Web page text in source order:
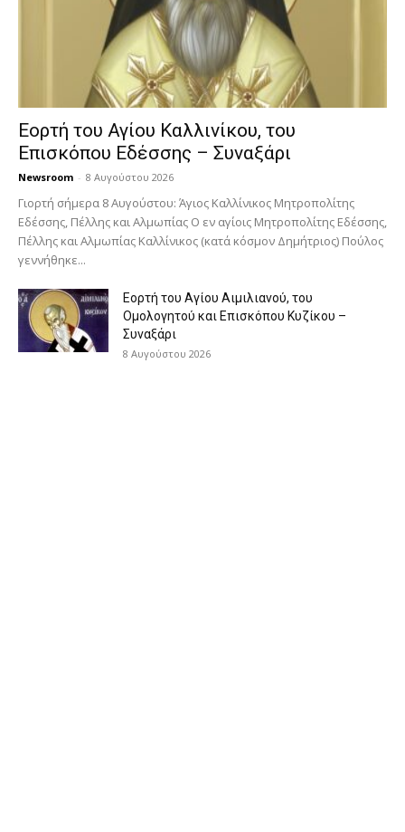
Εορτή του Αγίου Καλλινίκου, του
Επισκόπου Εδέσσης – Συναξάρι
Newsroom - 8 Αυγούστου 2026
Γιορτή σήμερα 8 Αυγούστου: Άγιος Καλλίνικος Μητροπολίτης
Εδέσσης, Πέλλης και Αλμωπίας Ο εν αγίοις Μητροπολίτης Εδέσσης,
Πέλλης και Αλμωπίας Καλλίνικος (κατά κόσμον Δημήτριος) Πούλος
γεννήθηκε...
Εορτή του Αγίου Αιμιλιανού, του
Ομολογητού και Επισκόπου Κυζίκου –
Συναξάρι
8 Αυγούστου 2026